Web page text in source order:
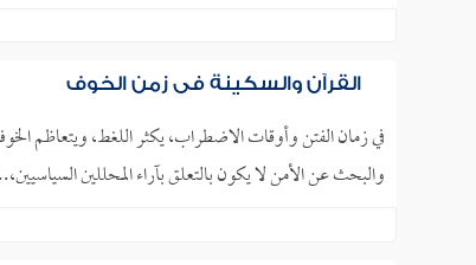
القرآن والسكينة في زمن الخوف
في زمان الفتن وأوقات الاضطراب، يكثر اللغط، ويتعاظم
والبحث عن الأمن لا يكون بالتعلق بآراء المحللين